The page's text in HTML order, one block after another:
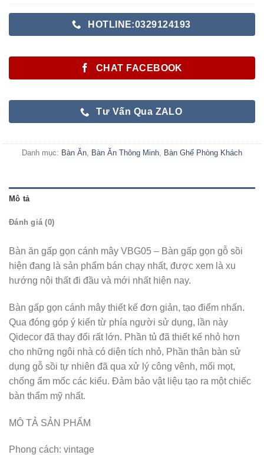
HOTLINE:0329124193
CHAT FACEBOOK
Tư Vấn Qua ZALO
Danh mục: Bàn Ăn, Bàn Ăn Thông Minh, Bàn Ghế Phòng Khách
Mô tả
Đánh giá (0)
Bàn ăn gấp gọn cánh mây VBG05 – Bàn gấp gọn gỗ sồi
hiện đang là sản phẩm bán chạy nhất, được xem là xu
hướng nội thất đi đầu và mới nhất hiện nay.
Bàn gấp gọn cánh mây thiết kế đơn giản, tạo điểm nhấn.
Qua đóng góp ý kiến từ phía người sử dụng, lần này
Qidecor đã thay đổi rất lớn. Phần tủ đã thiết kế nhỏ hơn
cho những ngôi nhà có diện tích nhỏ, Phần thân bàn sử
dụng gỗ sồi tự nhiên đã qua xử lý công vênh, mối mọt,
chống ẩm mốc các kiểu. Đảm bảo vật liệu tạo ra một chiếc
bàn thẩm mỹ nhất.
MÔ TẢ SẢN PHẨM
Phong cách: vintage